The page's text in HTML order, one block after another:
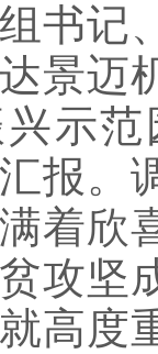
书记
景迈
示
报。
着欣
攻坚
高度